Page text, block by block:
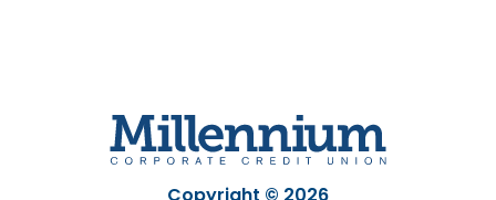
Copyright © 2026